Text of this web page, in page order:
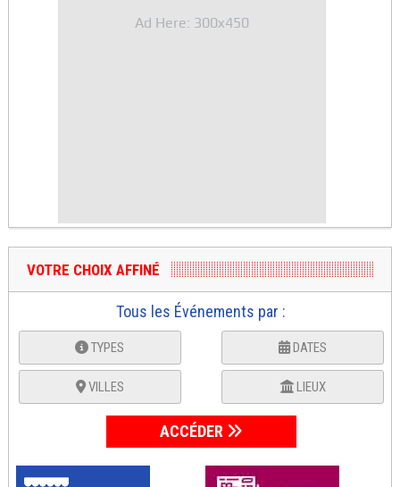
Ad Here: 300x450
VOTRE CHOIX AFFINÉ
Tous les Événements par :
TYPES DATES
VILLES LIEUX
ACCÉDER